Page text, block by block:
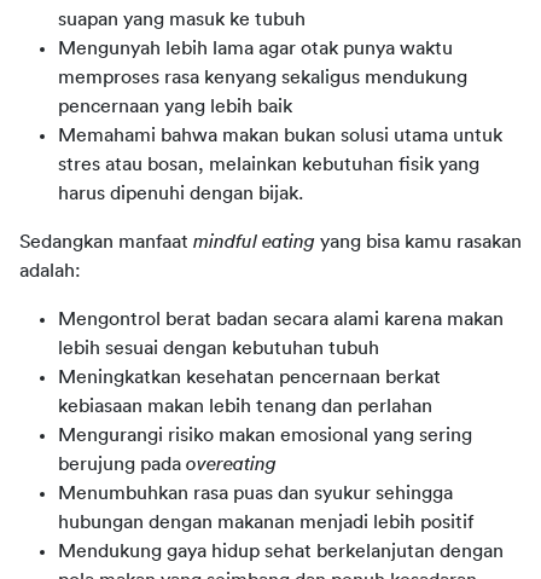
suapan yang masuk ke tubuh
Mengunyah lebih lama agar otak punya waktu
memproses rasa kenyang sekaligus mendukung
pencernaan yang lebih baik
Memahami bahwa makan bukan solusi utama untuk
stres atau bosan, melainkan kebutuhan fisik yang
harus dipenuhi dengan bijak.
Sedangkan manfaat mindful eating yang bisa kamu rasakan
adalah:
Mengontrol berat badan secara alami karena makan
lebih sesuai dengan kebutuhan tubuh
Meningkatkan kesehatan pencernaan berkat
kebiasaan makan lebih tenang dan perlahan
Mengurangi risiko makan emosional yang sering
berujung pada overeating
Menumbuhkan rasa puas dan syukur sehingga
hubungan dengan makanan menjadi lebih positif
Mendukung gaya hidup sehat berkelanjutan dengan